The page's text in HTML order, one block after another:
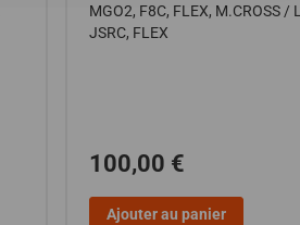
MGO2, F8C, FLEX, M.CROSS /
JSRC, FLEX
100,00 €
Ajouter au panier